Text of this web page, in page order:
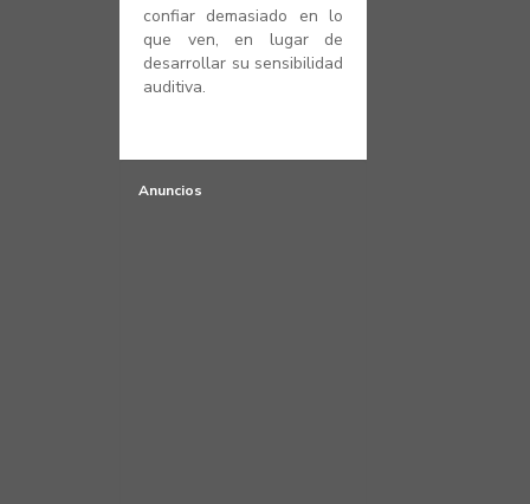
confiar demasiado en lo
que ven, en lugar de
desarrollar su sensibilidad
auditiva.
Anuncios